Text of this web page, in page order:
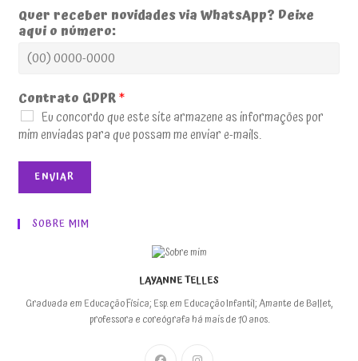
Quer receber novidades via WhatsApp? Deixe
aqui o número:
Contrato GDPR*
Eu concordo que este site armazene as informações por
mim enviadas para que possam me enviar e-mails.
ENVIAR
SOBRE MIM
LAYANNE TELLES
Graduada em Educação Física; Esp. em Educação Infantil; Amante de Ballet,
professora e coreógrafa há mais de 10 anos.